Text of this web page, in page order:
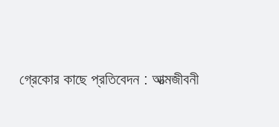
গ্রেকোর কাছে প্রতিবেদন : আত্মজীবনী